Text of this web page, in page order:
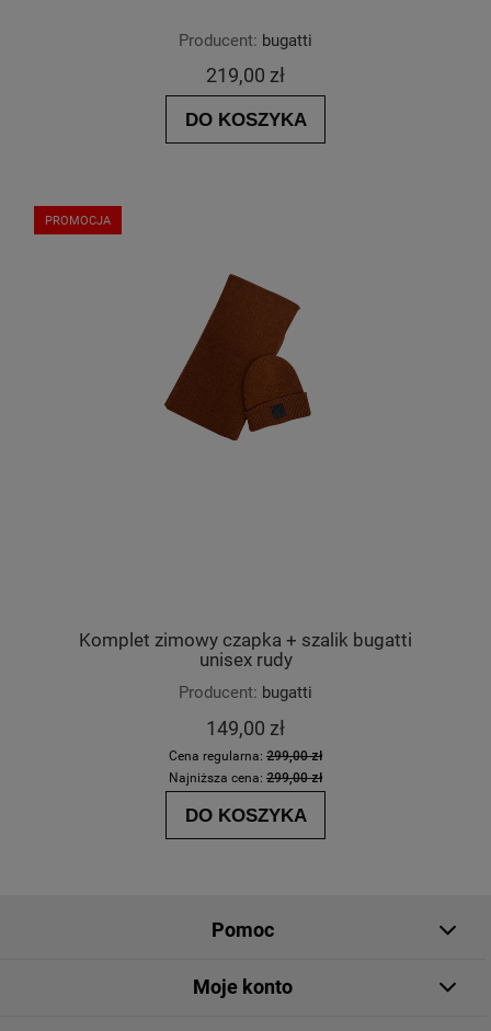
Producent: bugatti
219,00 zł
DO KOSZYKA
Komplet zimowy czapka + szalik bugatti
unisex rudy
Producent: bugatti
149,00 zł
Cena regularna: 299,00 zł
Najniższa cena: 299,00 zł
DO KOSZYKA
PROMOCJA
Pomoc
Moje konto